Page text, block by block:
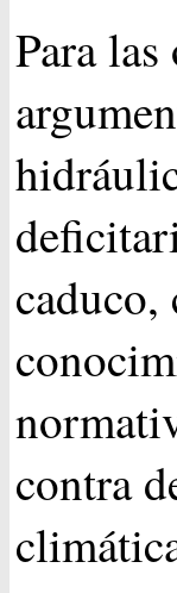
Para
caduco,
contra